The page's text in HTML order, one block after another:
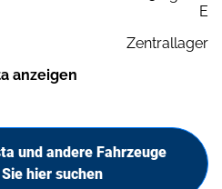
E
Zentrallager
anzeigen
und andere Fahrzeuge
hier suchen